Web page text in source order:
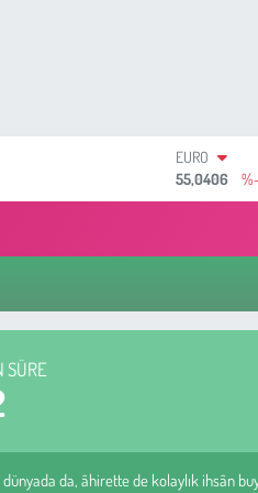
STERLİN
64,2143
%0
BİST100
SÜRE
da, âhirette de kolaylık ihsân